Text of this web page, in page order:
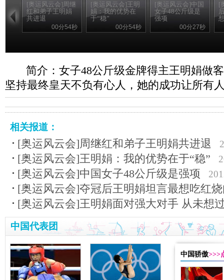
[奥运风云会]周继
红和弟子王明娟
共进退
00分54秒
[奥运风云会]王明
娟：我的优势在
于“稳”
00分54秒
[奥运风云会]中国
女子48公斤级是
强项
00分27秒
[
简介：女子48公斤级金牌得主王明娟做
坚持最终皇天不负有心人，她的成功让所有
相关报道：
[奥运风云会]周继红和弟子王明娟共进退
[奥运风云会]王明娟：我的优势在于“稳”
[奥运风云会]中国女子48公斤级是强项
[奥运风云会]夺冠后王明娟坦言最想吃红
[奥运风云会]王明娟面对强大对手 从未想
中国代表团
中国骄傲>>>